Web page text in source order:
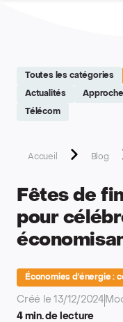
Toutes les catégories
Actualités
Télécom
Accueil Blog
Fêtes de
pour
Économies d'énergie :
Créé le 13/12/2024
4 min. de lecture